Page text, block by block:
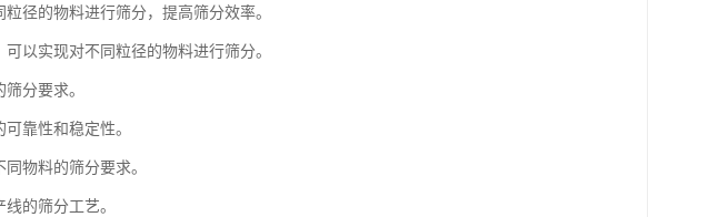
径的物料进行筛分，提高筛分效率。
以实现对不同粒径的物料进行筛分。
分要求。
靠性和稳定性。
物料的筛分要求。
的筛分工艺。